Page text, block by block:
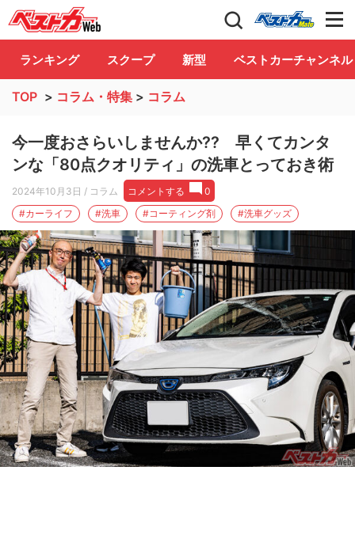
自動車情報誌「ベストカー」 Club
ランキング スクープ 新型 ベストカーチャンネル
TOP > コラム・特集 > コラム
今一度おさらいしませんか?? 早くてカンタ
ンな「80点クオリティ」の洗車とっておき術
2024年10月3日 / コラム コメントする
0
#カーライフ
#洗車 #コーティング剤 #洗車グッズ